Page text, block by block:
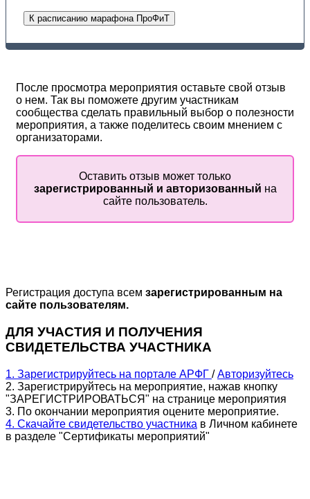
К расписанию марафона ПроФиТ
После просмотра мероприятия оставьте свой отзыв
о нем. Так вы поможете другим участникам
сообщества сделать правильный выбор о полезности
мероприятия, а также поделитесь своим мнением с
организаторами.
Оставить отзыв может только
зарегистрированный и авторизованный на
сайте пользователь.
Регистрация доступа всем зарегистрированным на
сайте пользователям.
ДЛЯ УЧАСТИЯ И ПОЛУЧЕНИЯ
СВИДЕТЕЛЬСТВА УЧАСТНИКА
1. Зарегистрируйтесь на портале АРФГ /Авторизуйтесь
2. Зарегистрируйтесь на мероприятие, нажав кнопку
"ЗАРЕГИСТРИРОВАТЬСЯ" на странице мероприятия
3. По окончании мероприятия оцените мероприятие.
4. Скачайте свидетельство участника в Личном кабинете
в разделе "Сертификаты мероприятий"